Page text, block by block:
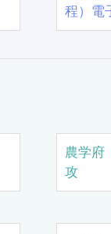
程）電
農学
攻